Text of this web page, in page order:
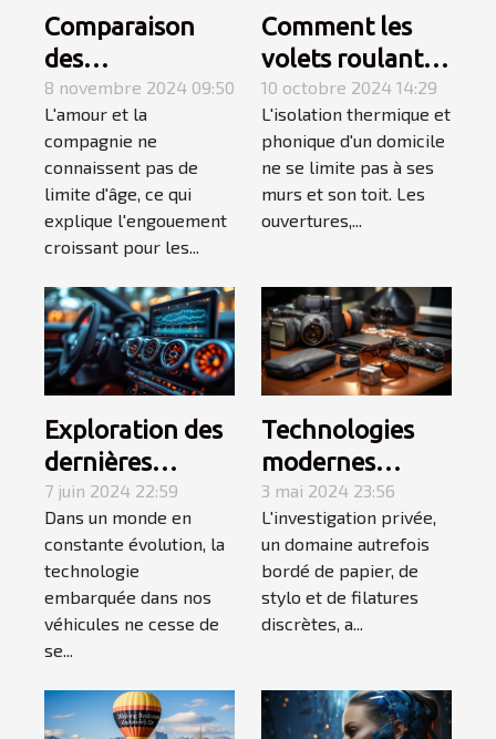
Comparaison
des
fonctionnalités
des plateformes
de rencontres
pour séniors
8 novembre 2024 09:50
L'amour et la
compagnie ne
connaissent pas de
limite d'âge, ce qui
explique l'engouement
croissant pour les...
Comment les
volets roulants
améliorent-ils
l'isolation de
votre domicile ?
10 octobre 2024 14:29
L'isolation thermique et
phonique d'un domicile
ne se limite pas à ses
murs et son toit. Les
ouvertures,...
Exploration des
dernières
tendances en
matière de
systèmes audio
pour véhicules
en 2024
7 juin 2024 22:59
Dans un monde en
constante évolution, la
technologie
embarquée dans nos
véhicules ne cesse de
se...
Technologies
modernes
utilisées dans
l'investigation
privée
3 mai 2024 23:56
L'investigation privée,
un domaine autrefois
bordé de papier, de
stylo et de filatures
discrètes, a...